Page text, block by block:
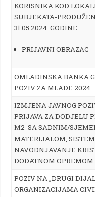
KORISNIKA KOD
SUBJEKATA-
31.05.2024. GODINE
PRIJAVNI OBRAZAC
OMLADINSKA BANKA
POZIV ZA MLADE 2024
IZMJENA JAVNOG
PRIJAVA ZA DODJELU
M2 SA SADNIM/
MATERIJALOM,
NAVODNJAVANJE
DODATNOM OPREMOM
POZIV NA „DRUGI
ORGANIZACIJAMA